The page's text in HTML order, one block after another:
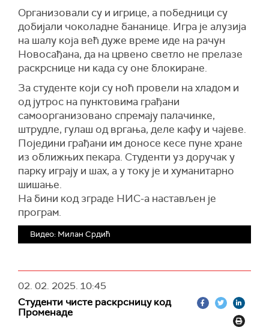
Организовали су и игрице, а победници су
добијали чоколадне бананице. Игра је алузија
на шалу која већ дуже време иде на рачун
Новосађана, да на црвено светло не прелазе
раскрснице ни када су оне блокиране.
За студенте који су ноћ провели на хладом и
од јутрос на пунктовима грађани
самоорганизовано спремају палачинке,
штрудле, гулаш од вргања, деле кафу и чајеве.
Поједини грађани им доносе кесе пуне хране
из оближњих пекара. Студенти уз доручак у
парку играју и шах, а у току је и хуманитарно
шишање.
На бини код зграде НИС-а настављен је
програм.
Видео: Милан Срдић
02. 02. 2025. 10:45
Студенти чисте раскрсницу код
Променаде